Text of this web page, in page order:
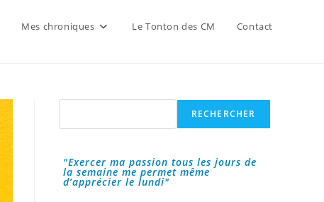
Mes chroniques Le Tonton des CM Contact
Rechercher
RECHERCHER
"Exercer ma passion tous les jours de
la semaine me permet même
d’apprécier le lundi"